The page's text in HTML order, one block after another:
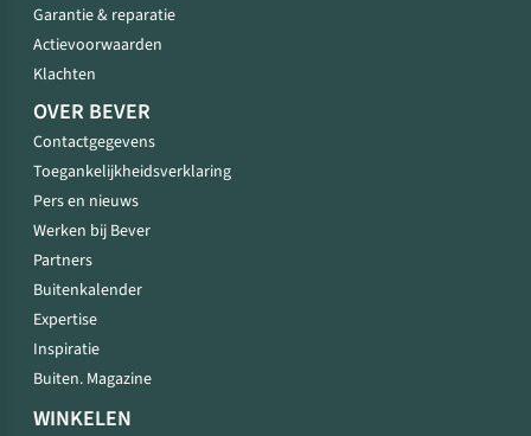
Garantie & reparatie
Actievoorwaarden
Klachten
OVER BEVER
Contactgegevens
Toegankelijkheidsverklaring
Pers en nieuws
Werken bij Bever
Partners
Buitenkalender
Expertise
Inspiratie
Buiten. Magazine
WINKELEN